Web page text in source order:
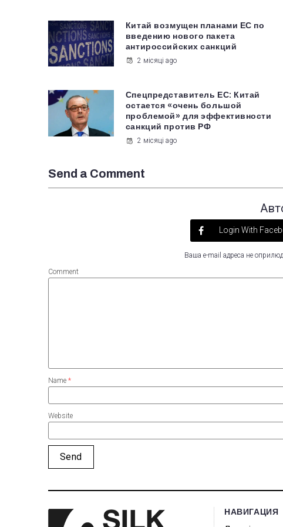
Китай возмущен планами ЕС по
введению нового пакета
антироссийских санкций
2 місяці ago
Спецпредставитель ЕС: Китай
остается «очень большой
проблемой» для эффективности
санкций против РФ
2 місяці ago
Send a Comment
Login With
Ваша e-mail адреса не
Comment
Name *
Website
НАВИГАЦИЯ